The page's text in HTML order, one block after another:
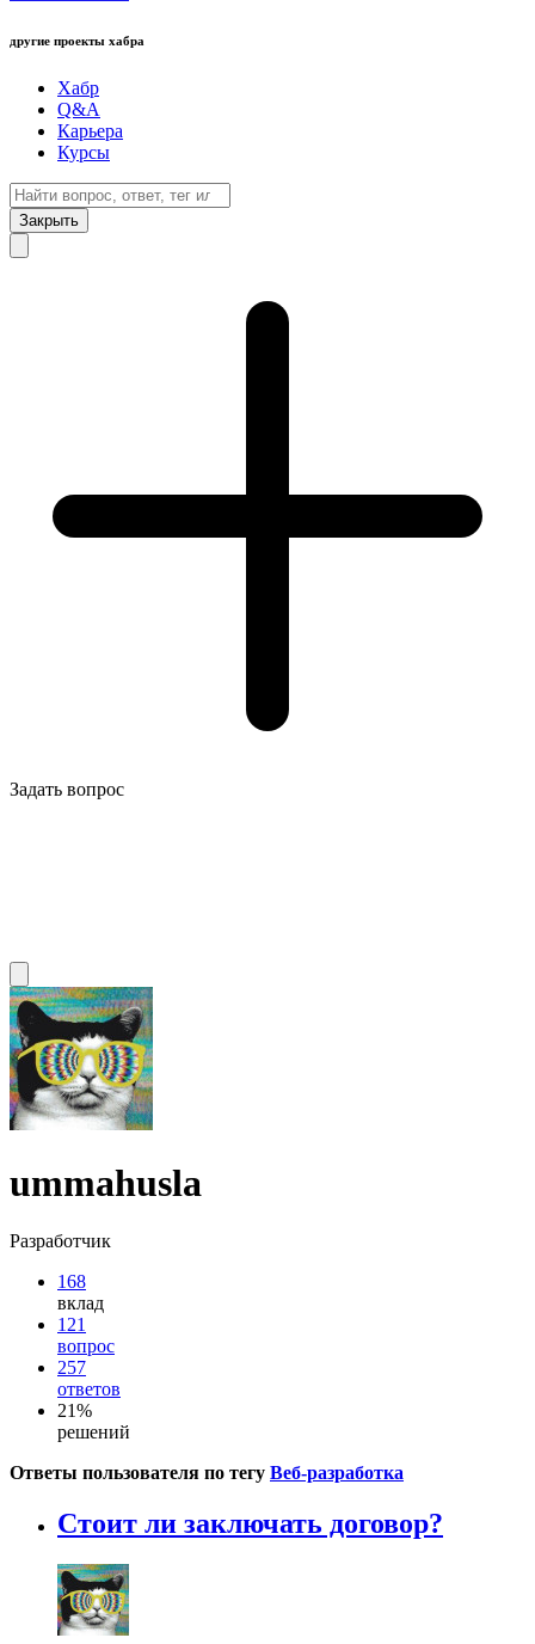
другие проекты хабра
Хабр
Q&A
Карьера
Курсы
Закрыть
Задать вопрос
ummahusla
Разработчик
168
вклад
121
вопрос
257
ответов
21%
решений
Ответы пользователя по тегу Веб-разработка
Стоит ли заключать договор?